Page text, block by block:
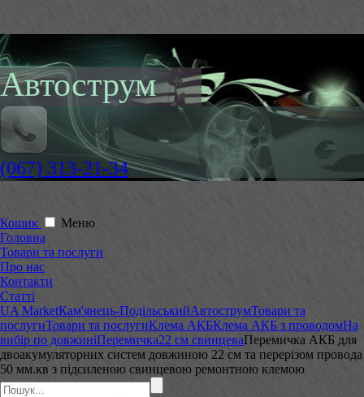
Автострум
(067) 313-21-34
Кошик
Меню
Головна
Товари та послуги
Про нас
Контакти
Статті
UA MarketКам'янець-ПодільськийАвтострумТовари та
послугиТовари та послугиКлема АКБКлема АКБ з проводомНа
вибір по довжиніПеремичка22 см свинцеваПеремичка АКБ для
двоакумуляторних систем довжиною 22 см та перерізом провода
50 мм.кв з підсиленою свинцевою ремонтною клемою